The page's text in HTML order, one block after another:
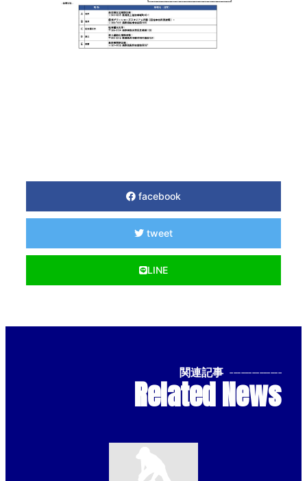
facebook
tweet
LINE
関連記事 --------------
Related News